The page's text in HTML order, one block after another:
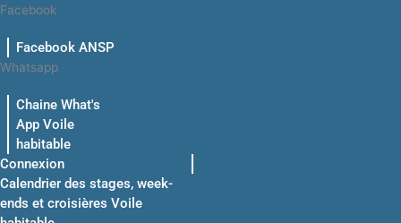
Aller
contenu
Facebook
Facebook ANSP
Whatsapp
Chaine What's
App Voile
habitable
Connexion
Calendrier des stages, week-
ends et croisières Voile